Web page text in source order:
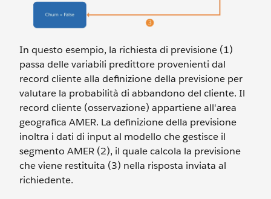
In questo esempio, la richiesta di previsione (1)
passa delle variabili predittore provenienti dal
record cliente alla definizione della previsione per
valutare la probabilità di abbandono del cliente. Il
record cliente (osservazione) appartiene all'area
geografica AMER. La definizione della previsione
inoltra i dati di input al modello che gestisce il
segmento AMER (2), il quale calcola la previsione
che viene restituita (3) nella risposta inviata al
richiedente.